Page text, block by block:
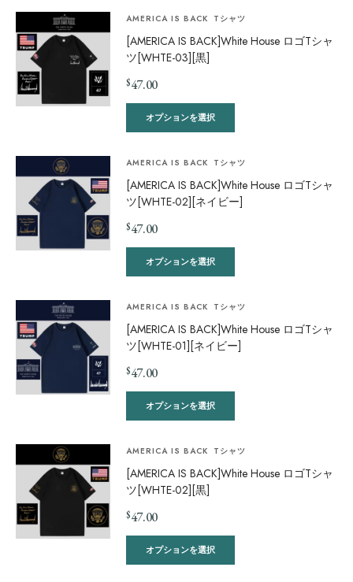
AMERICA IS BACK Tシャツ
[AMERICA IS BACK]White House ロゴTシャ
ツ[WHTE-03][黒]
$47.00
オプションを選択
AMERICA IS BACK Tシャツ
[AMERICA IS BACK]White House ロゴTシャ
ツ[WHTE-02][ネイビー]
$47.00
オプションを選択
AMERICA IS BACK Tシャツ
[AMERICA IS BACK]White House ロゴTシャ
ツ[WHTE-01][ネイビー]
$47.00
オプションを選択
AMERICA IS BACK Tシャツ
[AMERICA IS BACK]White House ロゴTシャ
ツ[WHTE-02][黒]
$47.00
オプションを選択